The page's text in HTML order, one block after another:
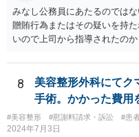
めしたいところです。
みなし公務員にあたるのでは
贈賄行為またはその疑いを持
いので上司から指導されたの
8
美容整形外科にてク
手術。かかった費用
#美容整形 #慰謝料請求・訴訟 #患
2024年7月3日